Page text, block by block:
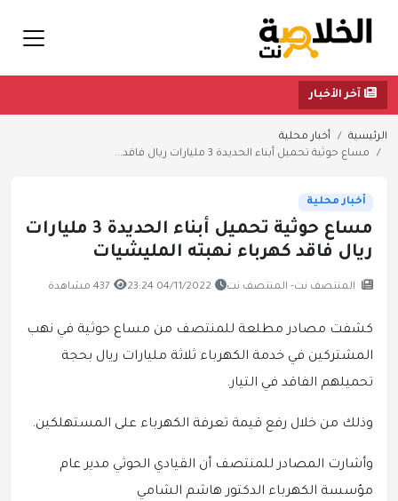
آخر الأخبار
الرئيسية
أخبار محلية
مساع حوثية تحميل أبناء الحديدة 3 مليارات ريال فاقد...
أخبار محلية
مساع حوثية تحميل أبناء الحديدة 3 مليارات
ريال فاقد كهرباء نهبته المليشيات
المنتصف نت- المنتصف نت 04/11/2022 23:24 437 مشاهدة
كشفت مصادر مطلعة للمنتصف من مساع حوثية في نهب
المشتركين في خدمة الكهرباء ثلاثة مليارات ريال بحجة
تحميلهم الفاقد في التيار.
وذلك من خلال رفع قيمة تعرفة الكهرباء على المستهلكين.
وأشارت المصادر للمنتصف أن القيادي الحوثي مدير عام
مؤسسة الكهرباء الدكتور هاشم الشامي